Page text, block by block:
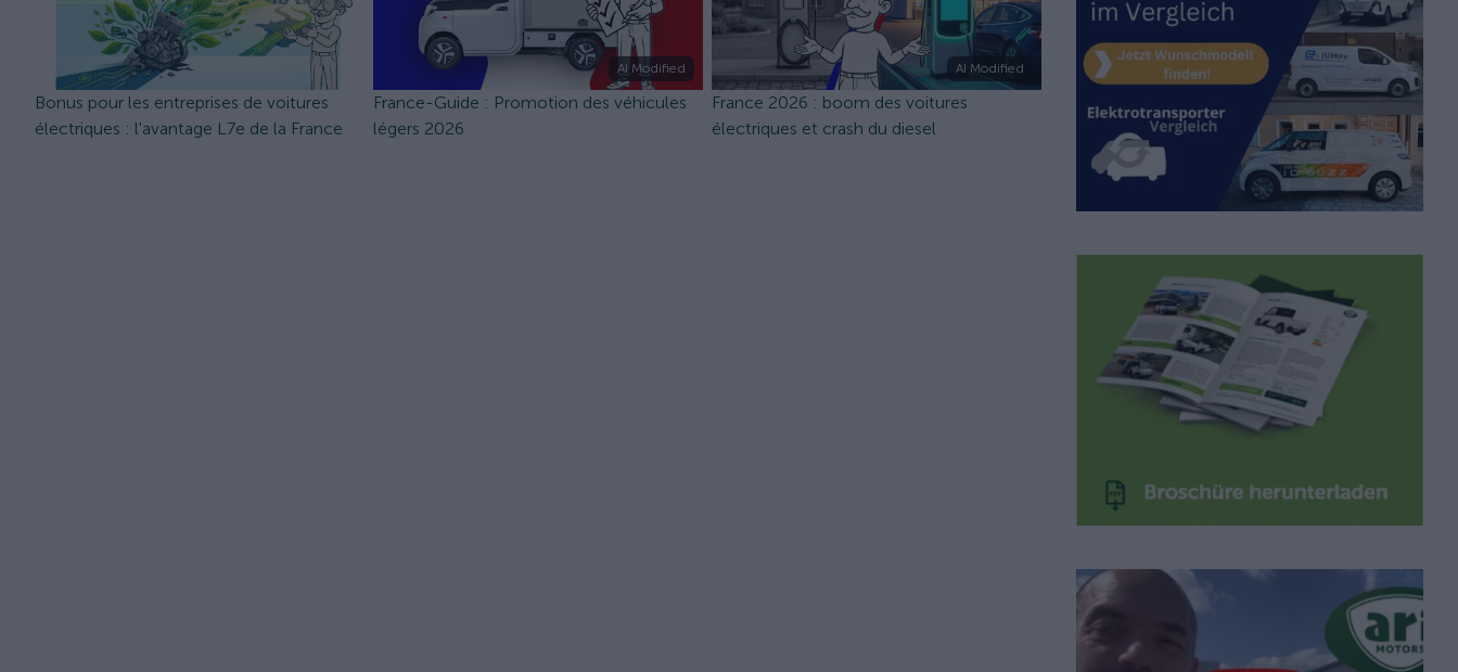
Bonus pour les entreprises de voitures
électriques : l'avantage L7e de la France
AI Modified
France-Guide : Promotion des véhicules
légers 2026
AI Modified
France 2026 : boom des voitures
électriques et crash du diesel